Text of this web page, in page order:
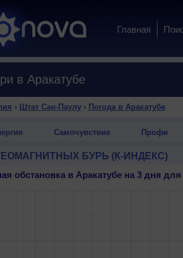
Главная
в Аракатубе
› Штат Сан-Паулу› Погода в Аракатубе
Самочувствие Профи
БУРЬ (К-ИНДЕКС)
обстановка в Аракатубе на 3 дня